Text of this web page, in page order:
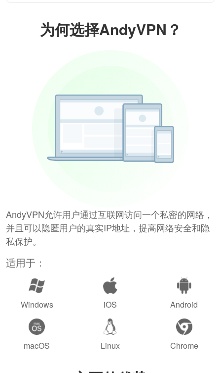
为何选择AndyVPN？
AndyVPN允许用户通过互联网访问一个私密的网络，
并且可以隐匿用户的真实IP地址，提高网络安全和隐
私保护。
适用于：
Windows iOS Android
macOS Linux Chrome